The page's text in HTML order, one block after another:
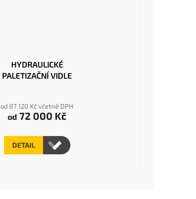
HYDRAULICKÉ
PALETIZAČNÍ VIDLE
od 87 120 Kč včetně DPH
od 72 000 Kč
DETAIL